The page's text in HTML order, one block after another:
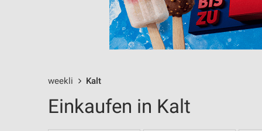
weekli Kalt
Einkaufen in Kalt